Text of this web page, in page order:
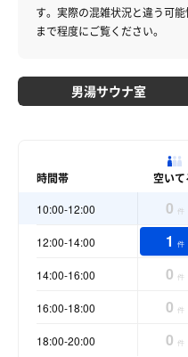
す。 実際の混雑状況と違う可
まで程度にご覧ください。
男湯サウナ室
時間帯 空いて
10:00-12:00 0 件
12:00-14:00 1 件
14:00-16:00 0 件
16:00-18:00 0 件
18:00-20:00 0 件